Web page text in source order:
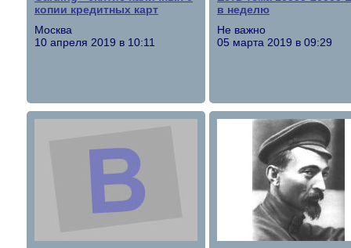
копии кредитных карт
Москва
10 апреля 2019 в 10:11
в неделю
Не важно
05 марта 2019 в 09:29